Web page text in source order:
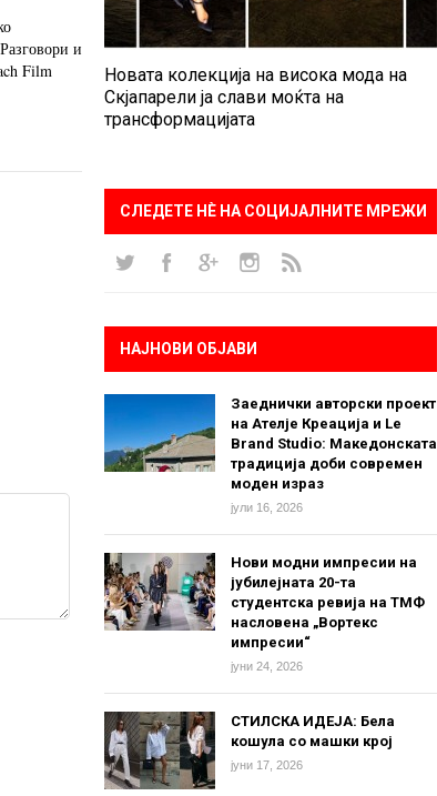
и
Film
Новата колекција на висока мода на
Скјапарели ја слави моќта на
трансформацијата
СЛЕДЕТЕ НÈ НА СОЦИЈАЛНИТЕ МРЕЖИ
НАЈНОВИ ОБЈАВИ
Заеднички авторски проект
на Ателје Креација и Le
Brand Studio: Македонската
традиција доби современ
моден израз
јули 16, 2026
Нови модни импресии на
јубилејната 20-та
студентска ревија на ТМФ
насловена „Вортекс
импресии“
јуни 24, 2026
СТИЛСКА ИДЕЈА: Бела
кошула со машки крој
јуни 17, 2026